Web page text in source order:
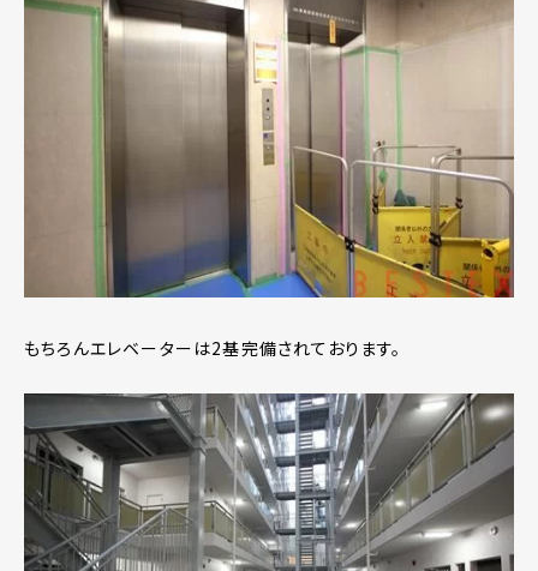
もちろんエレベーターは2基完備されております。